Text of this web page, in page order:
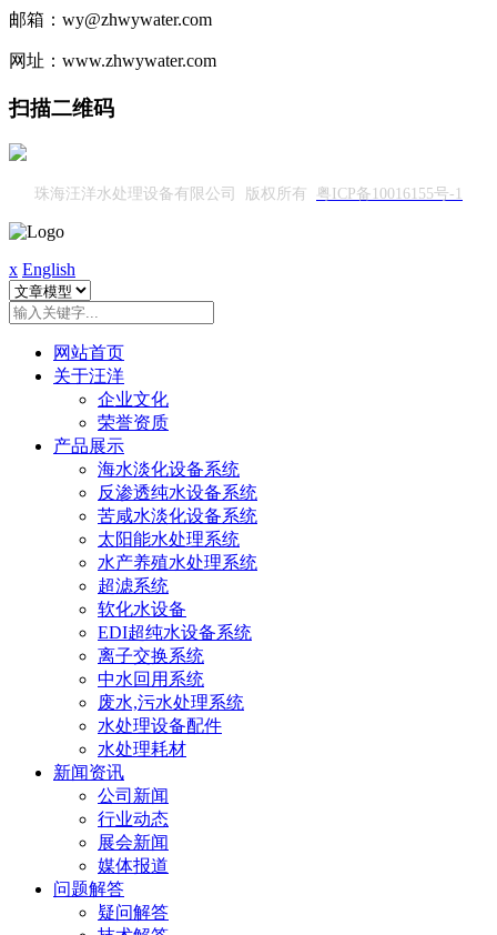
邮箱：wy@zhwywater.com
网址：www.zhwywater.com
扫描二维码
珠海汪洋水处理设备有限公司 版权所有 粤ICP备10016155号-1
x English
网站首页
关于汪洋
企业文化
荣誉资质
产品展示
海水淡化设备系统
反渗透纯水设备系统
苦咸水淡化设备系统
太阳能水处理系统
水产养殖水处理系统
超滤系统
软化水设备
EDI超纯水设备系统
离子交换系统
中水回用系统
废水,污水处理系统
水处理设备配件
水处理耗材
新闻资讯
公司新闻
行业动态
展会新闻
媒体报道
问题解答
疑问解答